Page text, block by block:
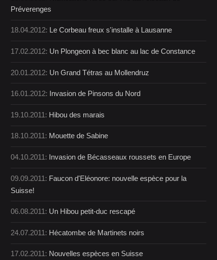
Préverenges
18.04.2012: Le Corbeau freux s'installe à Lausanne
17.02.2012: Un Plongeon à bec blanc au lac de Constance
20.01.2012: Un Grand Tétras au Mollendruz
16.01.2012: Invasion de Pinsons du Nord
19.10.2011: Hibou des marais
18.10.2011: Mouette de Sabine
04.10.2011: Invasion de Bécasseaux roussets en Europe
09.09.2011: Faucon d'Eléonore: nouvelle espèce pour la
Suisse!
06.08.2011: Un Hibou petit-duc rescapé
24.07.2011: Hécatombe de Martinets noirs
17.02.2011: Nouvelles espèces en Suisse